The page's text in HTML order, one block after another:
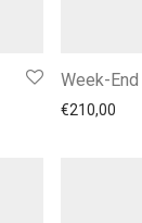
Week-
€210,00